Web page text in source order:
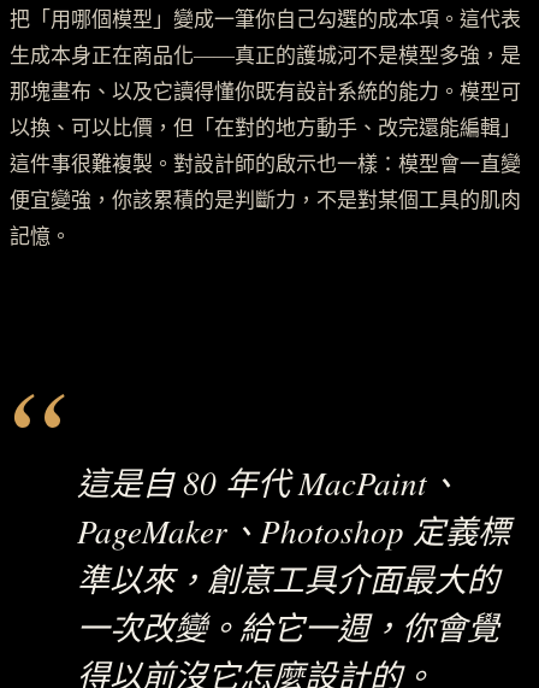
把「用哪個模型」變成一筆你自己勾選的成本項。這代表
生成本身正在商品化——真正的護城河不是模型多強，是
那塊畫布、以及它讀得懂你既有設計系統的能力。模型可
以換、可以比價，但「在對的地方動手、改完還能編輯」
這件事很難複製。對設計師的啟示也一樣：模型會一直變
便宜變強，你該累積的是判斷力，不是對某個工具的肌肉
記憶。
這是自 80 年代 MacPaint、
PageMaker、Photoshop 定義標
準以來，創意工具介面最大的
一次改變。給它一週，你會覺
得以前沒它怎麼設計的。